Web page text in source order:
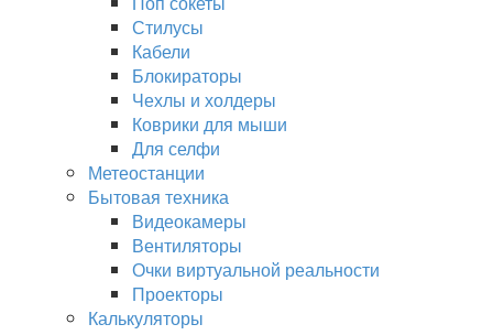
Стилусы
Кабели
Блокираторы
Чехлы и холдеры
Коврики для мыши
Для селфи
Метеостанции
Бытовая техника
Видеокамеры
Вентиляторы
Очки виртуальной реальности
Проекторы
Калькуляторы